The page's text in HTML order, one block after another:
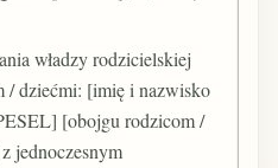
władzy rodzicielskiej
/ dziećmi: [imię i nazwisko
[obojgu rodzicom /
jednoczesnym